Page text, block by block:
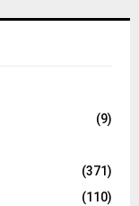
(9)
(371)
(110)